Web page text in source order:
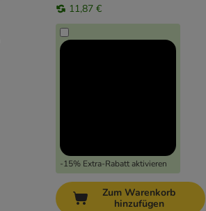
11,87 €
-15% Extra-Rabatt aktivieren
Zum Warenkorb
hinzufügen